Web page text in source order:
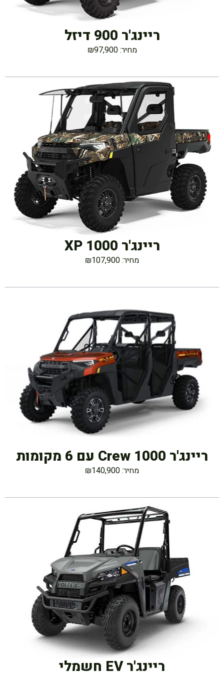
ריינג'ר 900 דיזל
מחיר: ₪97,900
ריינג'ר XP 1000
מחיר: ₪107,900
ריינג'ר Crew 1000 עם 6 מקומות
מחיר: ₪140,900
ריינג'ר EV חשמלי